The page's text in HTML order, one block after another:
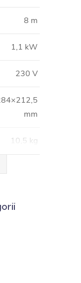
8 m
1,1 kW
230 V
mm
10,5 kg